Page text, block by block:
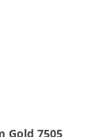
Gold 7505